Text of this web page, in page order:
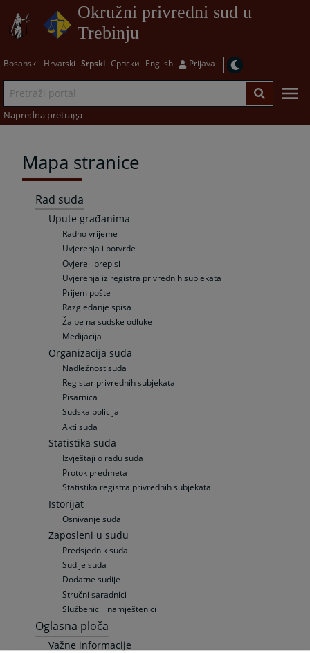
Okružni privredni sud u
Trebinju
Bosanski Hrvatski Srpski Српски English Prijava
Napredna pretraga
Mapa stranice
Rad suda
Upute građanima
Radno vrijeme
Uvjerenja i potvrde
Ovjere i prepisi
Uvjerenja iz registra privrednih subjekata
Prijem pošte
Razgledanje spisa
Žalbe na sudske odluke
Medijacija
Organizacija suda
Nadležnost suda
Registar privrednih subjekata
Pisarnica
Sudska policija
Akti suda
Statistika suda
Izvještaji o radu suda
Protok predmeta
Statistika registra privrednih subjekata
Istorijat
Osnivanje suda
Zaposleni u sudu
Predsjednik suda
Sudije suda
Dodatne sudije
Stručni saradnici
Službenici i namještenici
Oglasna ploča
Važne informacije